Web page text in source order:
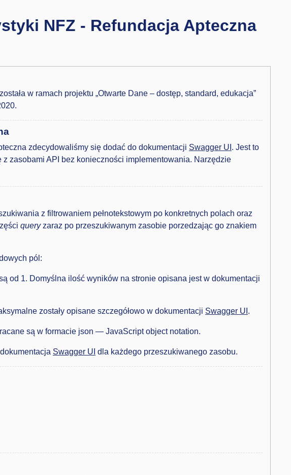
NFZ - Refundacja Apteczna
w ramach projektu „Otwarte Dane – dostęp, standard, edukacja”
zdecydowaliśmy się dodać do dokumentacji Swagger UI . Jest to
zasobami API bez konieczności implementowania. Narzędzie
z filtrowaniem pełnotekstowym po konkretnych polach oraz
queryzaraz po przeszukiwanym zasobie porzedzając go znakiem
pól:
od 1. Domyślna ilość wyników na stronie opisana jest w dokumentacji
zostały opisane szczegółowo w dokumentacji Swagger UI .
są w formacie json — JavaScript object notation.
Swagger UI dla każdego przeszukiwanego zasobu.